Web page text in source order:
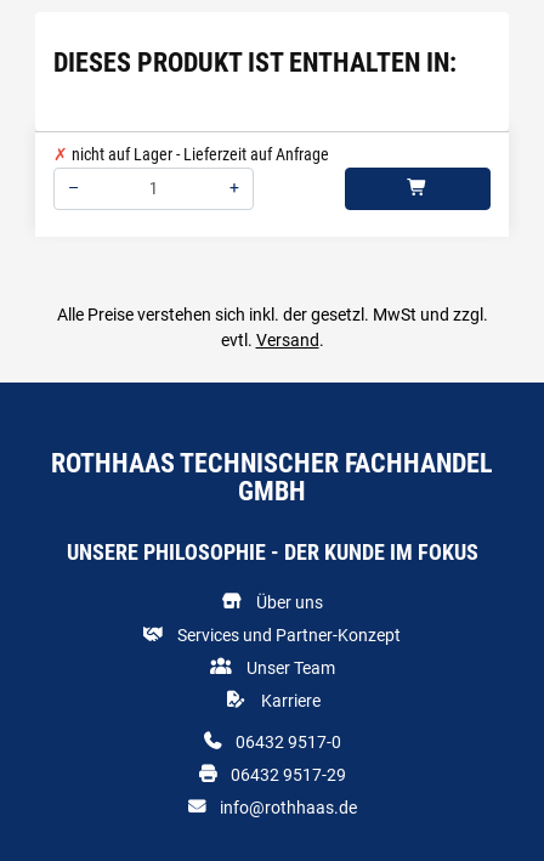
DIESES PRODUKT IST ENTHALTEN IN:
nicht auf Lager - Lieferzeit auf Anfrage
–
+
Alle Preise verstehen sich inkl. der gesetzl. MwSt und zzgl.
evtl. Versand.
ROTHHAAS TECHNISCHER FACHHANDEL
GMBH
UNSERE PHILOSOPHIE - DER KUNDE IM FOKUS
Über uns
Services und Partner-Konzept
Unser Team
Karriere
06432 9517-0
06432 9517-29
info@rothhaas.de